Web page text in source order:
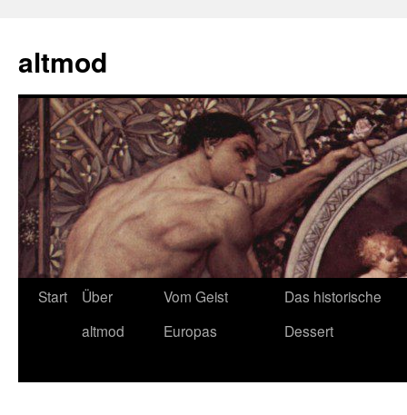
springen
altmod
Start
Über
altmod
Vom Geist
Europas
Das historische
Dessert